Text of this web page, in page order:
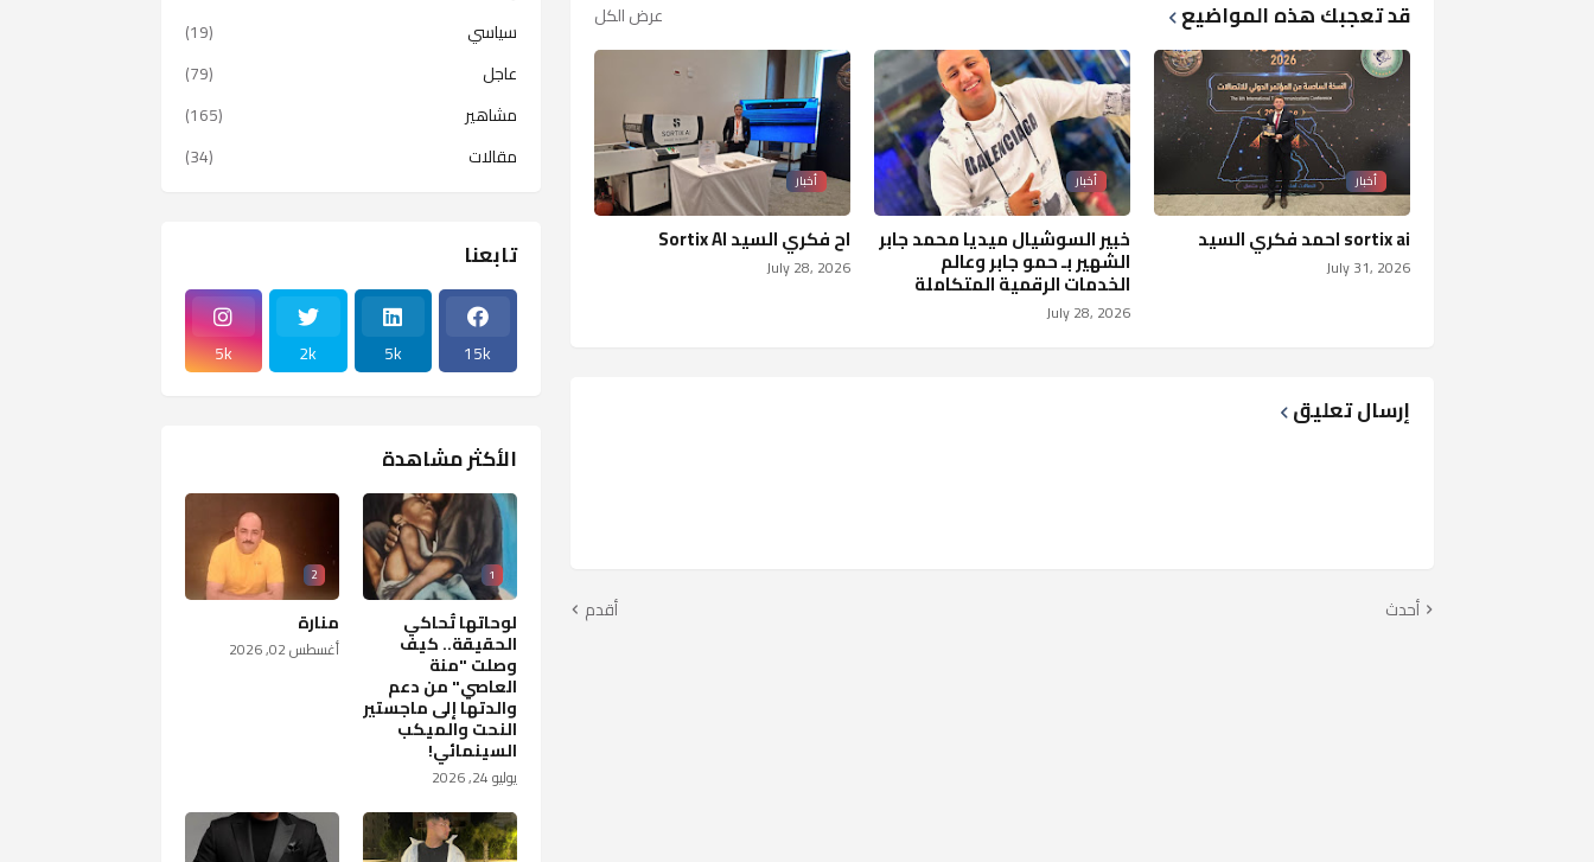
قد تعجبك هذه المواضيع عرض الكل
أخبار
sortix ai احمد فكري السيد
July 31, 2026
أخبار
خبير السوشيال ميديا محمد جابر
الشهير بـ حمو جابر وعالم
الخدمات الرقمية المتكاملة
July 28, 2026
أخبار
اح فكري السيد Sortix AI
July 28, 2026
إرسال تعليق
أحدث أقدم
سياسي
(19)
عاجل
(79)
مشاهير
(165)
مقالات
(34)
تابعنا
15k
5k
2k
5k
الأكثر مشاهدة
1
لوحاتها تُحاكي
الحقيقة.. كيف
وصلت "منة
العاصي" من دعم
والدتها إلى ماجستير
النحت والميكب
السينمائي!
يوليو 24, 2026
2
منارة
أغسطس 02, 2026